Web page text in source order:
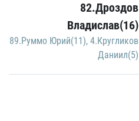
82.Дроздов
Владислав(16)
89.Руммо Юрий(11), 4.Кругликов
Даниил(5)